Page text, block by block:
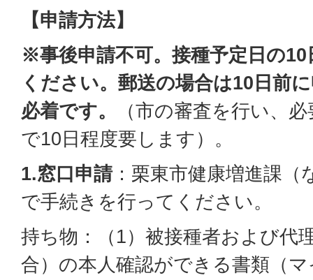
【申請方法】
※事後申請不可。接種予定日の
ください。郵送の場合は10日前
必着です。
（市の審査を行い、
で10日程度要します）。
1.窓口申請：栗東市健康増進課（
で手続きを行ってください。
持ち物：（1）被接種者および代
合）の本人確認ができる書類（